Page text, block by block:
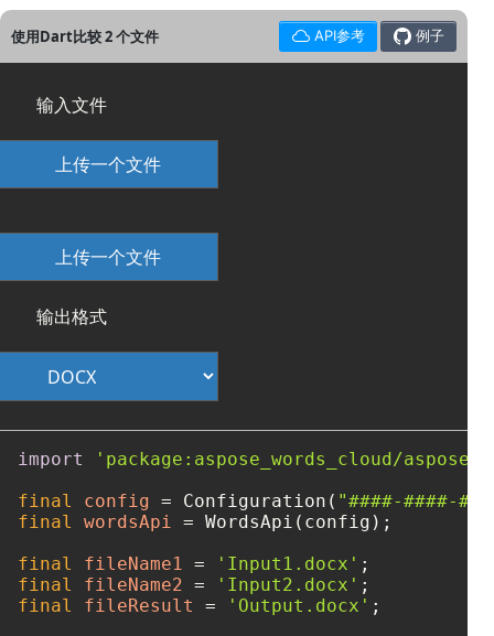
使用Dart比较 2 个文件 API参考 例子
输入文件
上传一个文件
上传一个文件
输出格式
import
'package:aspose_words_cloud/
final
config = Configuration( "####-####-
final
wordsApi = WordsApi(config);
final
fileName1 = 'Input1.docx'
final
fileName2 = 'Input2.docx'
final
fileResult = 'Output.docx' ;